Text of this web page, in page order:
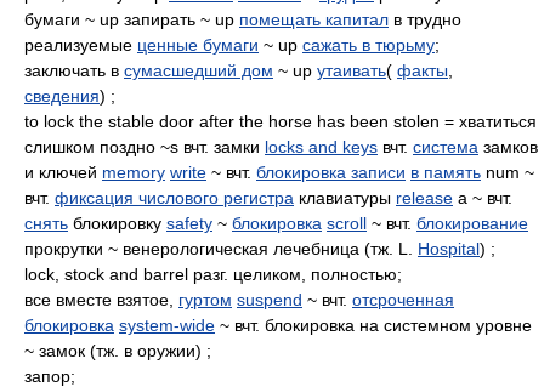
бумаги ~ up запирать ~ up помещать капитал в трудно
реализуемые ценные бумаги ~ up сажать в тюрьму;
заключать в сумасшедший дом ~ up утаивать( факты
сведения) ;
to lock the stable door after the horse has been stolen = хватиться
слишком поздно ~s вчт. замки locks and keys вчт. система замков
и ключей memory write ~ вчт. блокировка записи в память num ~
вчт. фиксация числового регистра клавиатуры release a ~ вчт.
снять блокировку safety ~ блокировка scroll ~ вчт. блокирование
прокрутки ~ венерологическая лечебница (тж. L. Hospital) ;
lock, stock and barrel разг. целиком, полностью;
все вместе взятое, гуртом suspend ~ вчт. отсроченная
блокировка system-wide ~ вчт. блокировка на системном уровне
~ замок (тж. в оружии) ;
запор;